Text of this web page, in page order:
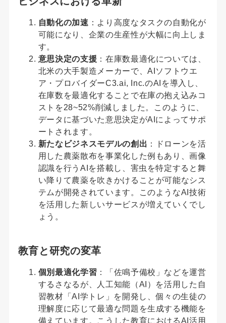
自動化の加速 ：より高度なタスクの自動化が
可能になり、企業の生産性が大幅に向上しま
す。
意思決定の支援 ：在庫数最適化については、
北米の大手製造メーカーで、AIソフトウエ
ア・プロバイダーC3.ai, Inc.のAIを導入し、
在庫数を最適化することで在庫の抱え込みコ
ストを28~52%削減しました。このように、
データに基づいた意思決定がAIによってサポ
ートされます。
新たなビジネスモデルの創出 ：ドローンを活
用した農薬散布を事業化した例もあり、画像
認識を行うAIを搭載し、害虫を特定すると舞
い降りて農薬を吹きかけることが可能なシス
テムが開発されています。このようなAI技術
を活用した新しいサービスが増えていくでし
ょう。
教育と研究の変革
個別最適化学習 ：「佐鳴予備校」などを運営
するさなるが、人工知能（AI）を活用した自
習教材「AI学トレ」を開発し、個々の生徒の
理解度に応じて最適な問題を生成する機能を
備えています。こうした教育におけるAI活用